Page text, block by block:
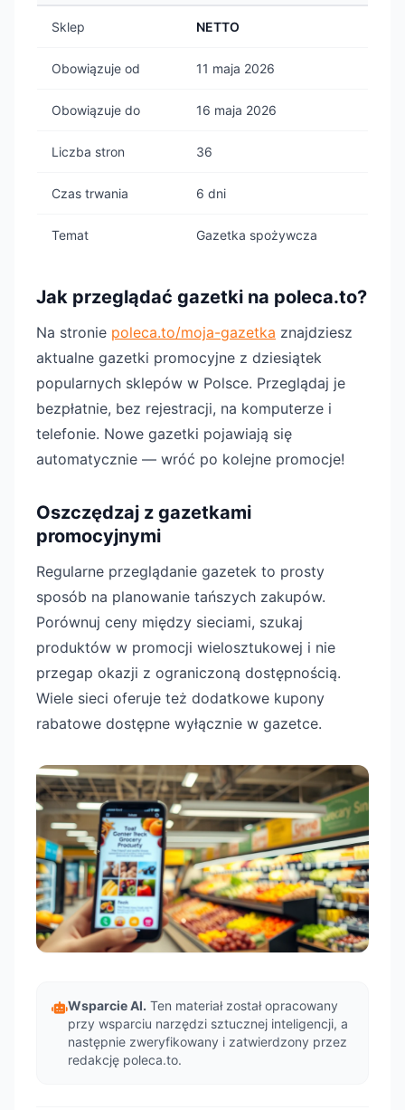
Sklep NETTO
Obowiązuje od 11 maja 2026
Obowiązuje do 16 maja 2026
Liczba stron 36
Czas trwania 6 dni
Temat Gazetka spożywcza
Jak przeglądać gazetki na poleca.to?
Na stronie poleca.to/moja-gazetka znajdziesz
aktualne gazetki promocyjne z dziesiątek
popularnych sklepów w Polsce. Przeglądaj je
bezpłatnie, bez rejestracji, na komputerze i
telefonie. Nowe gazetki pojawiają się
automatycznie — wróć po kolejne promocje!
Oszczędzaj z gazetkami
promocyjnymi
Regularne przeglądanie gazetek to prosty
sposób na planowanie tańszych zakupów.
Porównuj ceny między sieciami, szukaj
produktów w promocji wielosztukowej i nie
przegap okazji z ograniczoną dostępnością.
Wiele sieci oferuje też dodatkowe kupony
rabatowe dostępne wyłącznie w gazetce.
Wsparcie AI. Ten materiał został opracowany
przy wsparciu narzędzi sztucznej inteligencji, a
następnie zweryfikowany i zatwierdzony przez
redakcję poleca.to.